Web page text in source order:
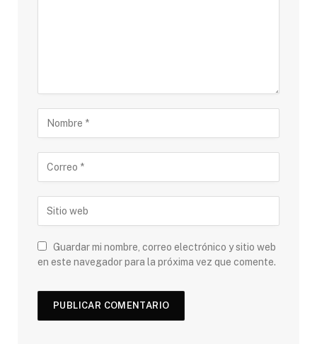
Guardar mi nombre, correo electrónico y sitio web
en este navegador para la próxima vez que comente.